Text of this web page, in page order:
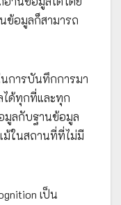
ข้อมูลก็สามารถ
การบันทึกการมา
ได้ทุกที่และทุก
มูลกับฐานข้อมูล
ม้ในสถานที่ที่ไม่มี
เป็น